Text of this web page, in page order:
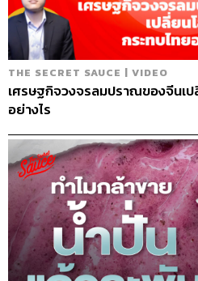
THE SECRET SAUCE | VIDEO
เศรษฐกิจวงจรลมปราณของจีนเป
อย่างไร